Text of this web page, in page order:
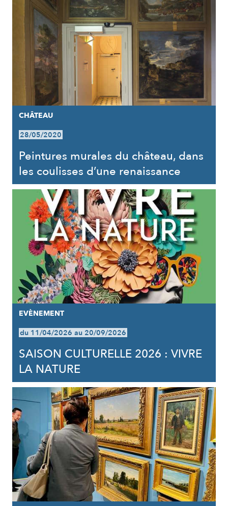
CHÂTEAU
28/05/2020
Peintures murales du château, dans
les coulisses d’une renaissance
EVÈNEMENT
du 11/04/2026 au 20/09/2026
SAISON CULTURELLE 2026 : VIVRE
LA NATURE